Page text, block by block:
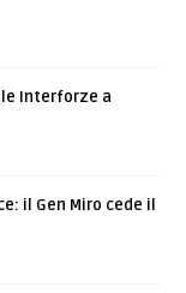
Interforze a
il Gen Miro cede il